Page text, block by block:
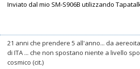
Inviato dal mio SM-S906B utilizzando
21 anni che prendere 5 all'anno... da
di ITA ... che non spostano niente a livello
cosmico (cit.)